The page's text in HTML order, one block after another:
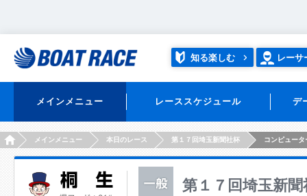
知る楽しむ レーサ
メインメニュー レーススケジュール デ
HOMEメインメニュー 本日のレース 第１７回埼玉新聞社杯 コンピュータ
第１７回埼玉新聞